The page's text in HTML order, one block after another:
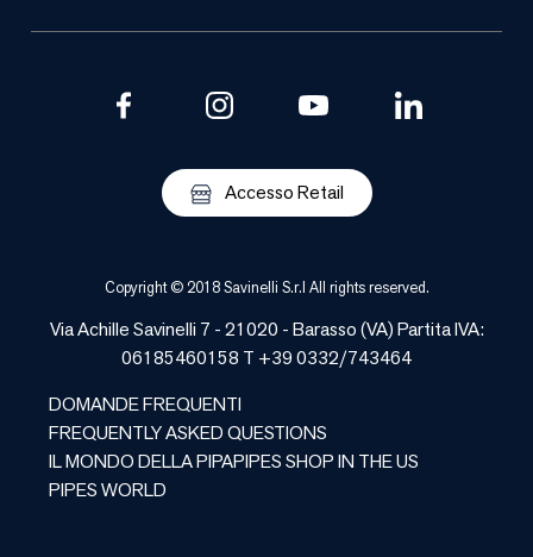
Accesso Retail
Copyright © 2018 Savinelli S.r.l All rights reserved.
Via Achille Savinelli 7 - 21020 -Barasso(VA) Partita IVA:
06185460158 T +39 0332/743464
DOMANDE FREQUENTI
FREQUENTLY ASKED QUESTIONS
IL MONDO DELLA PIPAPIPES SHOP IN THE US
PIPES WORLD